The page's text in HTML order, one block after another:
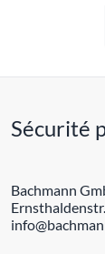
Sécurité
Bachmann